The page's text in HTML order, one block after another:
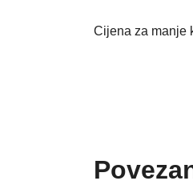
Cijena za manje